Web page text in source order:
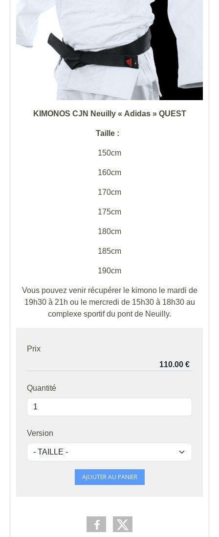
KIMONOS CJN Neuilly « Adidas » QUEST
Taille :
150cm
160cm
170cm
175cm
180cm
185cm
190cm
Vous pouvez venir récupérer le kimono le mardi de
19h30 à 21h ou le mercredi de 15h30 à 18h30 au
complexe sportif du pont de Neuilly.
Prix
Quantité
Version
AJOUTER AU PANIER